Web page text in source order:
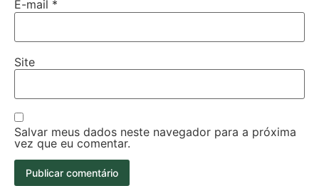
E-mail *
Site
Salvar meus dados neste navegador para a próxima
vez que eu comentar.